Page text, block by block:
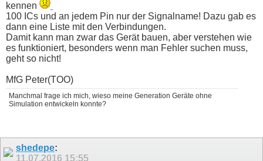
kennen
100 ICs und an jedem Pin nur der Signalname! Dazu gab es
dann eine Liste mit den Verbindungen.
Damit kann man zwar das Gerät bauen, aber verstehen wie
es funktioniert, besonders wenn man Fehler suchen muss,
geht so nicht!
MfG Peter(TOO)
Manchmal frage ich mich, wieso meine Generation Geräte ohne
Simulation entwickeln konnte?
shedepe:
11.07.2016 15:55